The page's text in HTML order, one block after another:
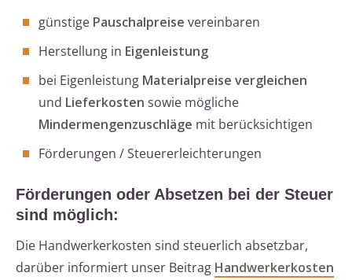
günstige Pauschalpreise vereinbaren
Herstellung in Eigenleistung
bei Eigenleistung Materialpreise vergleichen
und Lieferkosten sowie mögliche
Mindermengenzuschläge mit berücksichtigen
Förderungen / Steuererleichterungen
Förderungen oder Absetzen bei der Steuer
sind möglich:
Die Handwerkerkosten sind steuerlich absetzbar,
darüber informiert unser Beitrag Handwerkerkosten